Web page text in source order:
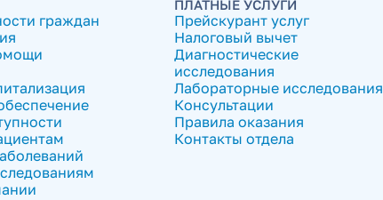
граждан
ПЛАТНЫЕ УСЛУГИ
Прейскурант услуг
Налоговый вычет
Диагностические
исследования
Лабораторные исследования
Консультации
Правила оказания
Контакты отдела